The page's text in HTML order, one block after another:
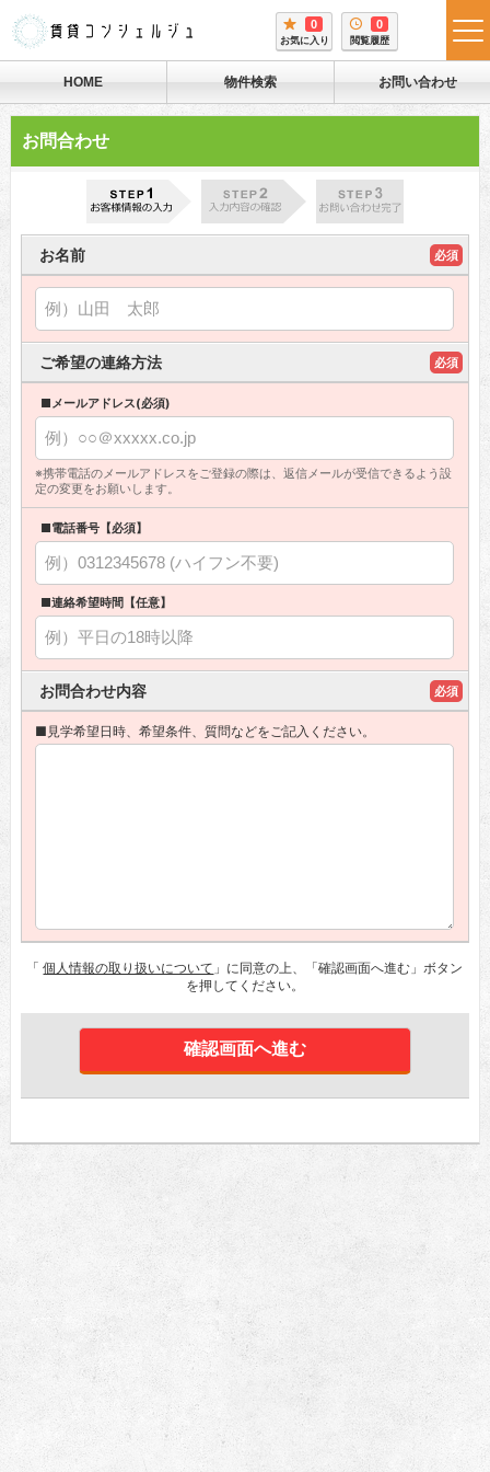
0
お気に入り
0
閲覧履歴
HOME 物件検索 お問い合わせ
お問合わせ
お名前 必須
ご希望の連絡方法 必須
■メールアドレス(必須)
※携帯電話のメールアドレスをご登録の際は、返信メールが受信できるよう設
定の変更をお願いします。
■電話番号【必須】
■連絡希望時間【任意】
お問合わせ内容 必須
■見学希望日時、希望条件、質問などをご記入ください。
「個人情報の取り扱いについて 」に同意の上、「確認画面へ進む」ボタン
を押してください。